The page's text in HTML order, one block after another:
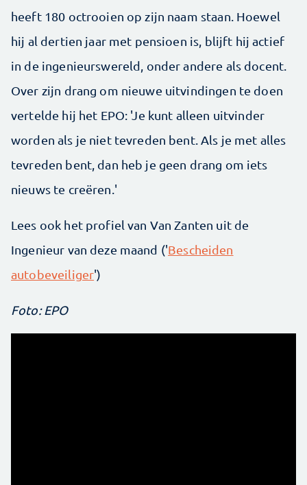
heeft 180 octrooien op zijn naam staan. Hoewel
hij al dertien jaar met pensioen is, blijft hij actief
in de ingenieurswereld, onder andere als docent.
Over zijn drang om nieuwe uitvindingen te doen
vertelde hij het EPO: 'Je kunt alleen uitvinder
worden als je niet tevreden bent. Als je met alles
tevreden bent, dan heb je geen drang om iets
nieuws te creëren.'
Lees ook het profiel van Van Zanten uit de
Ingenieur van deze maand ('Bescheiden
autobeveiliger')
Foto: EPO